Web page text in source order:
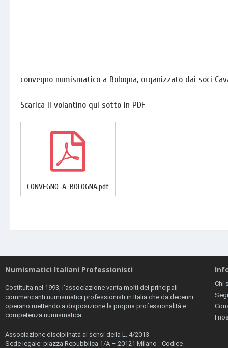
convegno numismatico a Bologna, organizzato dai soci
Scarica il volantino qui sotto in PDF
CONVEGNO-A-BOLOGNA.pdf
Numismatici Italiani Professionisti
Costituita nel 1993, l'associazione vanta molti dei principali
commercianti numismatici professionisti in Italia che da decenni
operano mettendo a disposizione la propria professionalità e
competenza numismatica.
Associazione disciplinata ai sensi della L. 4/2013
Sede legale: piazza Repubblica 1/A – 20121 Milano - Codice
Chi
I